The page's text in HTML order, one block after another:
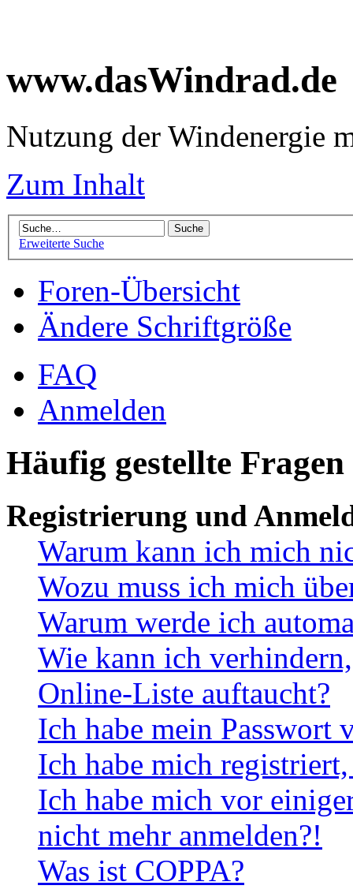
www.dasWindrad.de
Nutzung der Windenergie
Zum Inhalt
Erweiterte Suche
Foren-Übersicht
Ändere Schriftgröße
FAQ
Anmelden
Häufig gestellte Fragen
Registrierung und
Warum kann ich mich
Wozu muss ich mich
Warum werde ich
Wie kann ich
Online-Liste auftaucht?
Ich habe mein Passwort
Ich habe mich
Ich habe mich vor
nicht mehr anmelden?!
Was ist COPPA?